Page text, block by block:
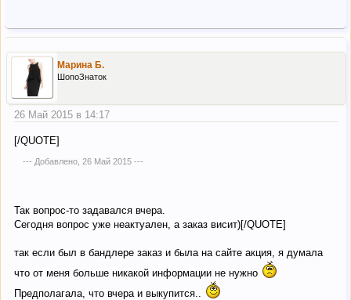
Марина Б.
ШопоЗнаток
26 Май 2015 в 14:17
[/QUOTE]
--- Добавлено, 26 Май 2015---
Так вопрос-то задавался вчера.
Сегодня вопрос уже неактуален, а заказ висит)[/QUOTE]
так если был в бандлере заказ и была на сайте акция, я думала
что от меня больше никакой информации не нужно
Предполагала, что вчера и выкупится..